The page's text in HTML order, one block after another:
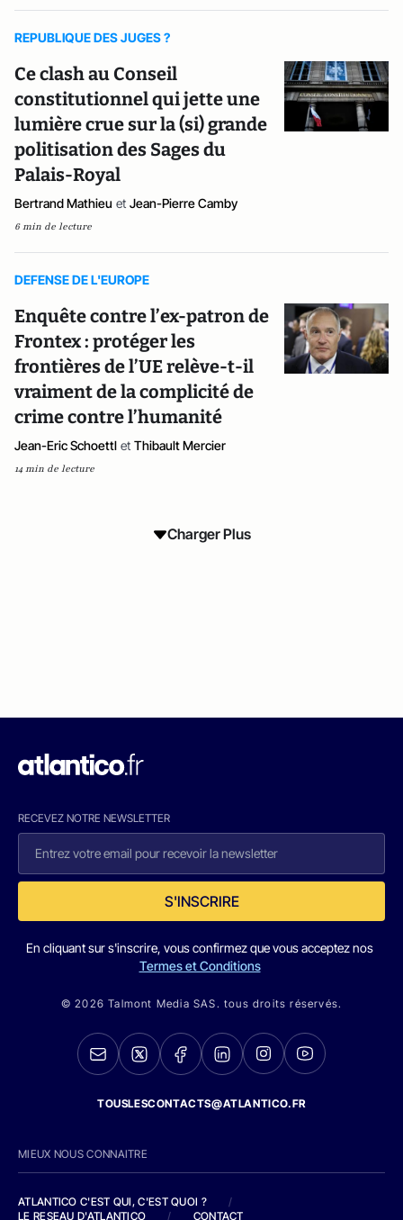
REPUBLIQUE DES JUGES ?
Ce clash au Conseil
constitutionnel qui jette une
lumière crue sur la (si) grande
politisation des Sages du
Palais-Royal
Bertrand Mathieu et Jean-Pierre Camby
6 min de lecture
DEFENSE DE L'EUROPE
Enquête contre l’ex-patron de
Frontex : protéger les
frontières de l’UE relève-t-il
vraiment de la complicité de
crime contre l’humanité
Jean-Eric Schoettl et Thibault Mercier
14 min de lecture
Charger Plus
RECEVEZ NOTRE NEWSLETTER
S'INSCRIRE
En cliquant sur s'inscrire, vous confirmez que vous acceptez nos
Termes et Conditions
© 2026 Talmont Media SAS. tous droits réservés.
TOUSLESCONTACTS@ATLANTICO.FR
MIEUX NOUS CONNAITRE
ATLANTICO C'EST QUI, C'EST QUOI ?
/
LE RESEAU D'ATLANTICO
/ CONTACT